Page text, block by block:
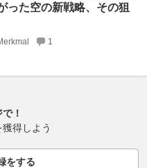
った空の新戦略、その狙
1
！
得しよう
をする